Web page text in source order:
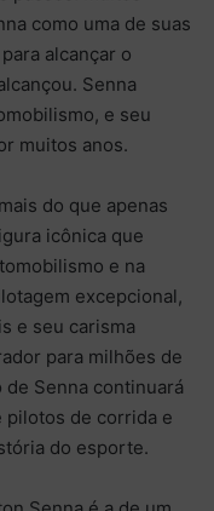
como uma de suas
alcançar o
Senna
e seu
muitos anos.
do que apenas
icônica que
e na
excepcional,
e seu carisma
para milhões de
Senna continuará
pilotos de corrida e
do esporte.